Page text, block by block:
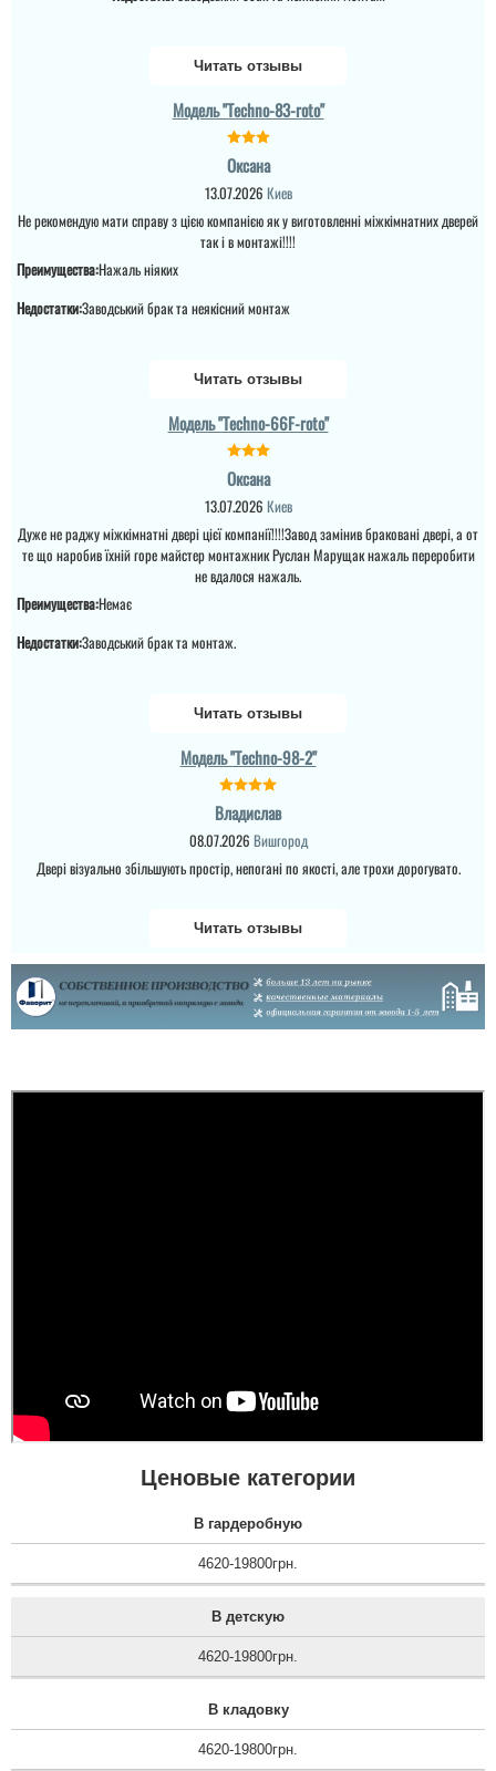
Яша
Хотілось швидко
Инга
Ігор
встановив, нарікань не
працює без зауважень.
запізненням виконали
замовлення. Але тим не
менше, якість перекрила
сучасно і чудово
особливо в поєднанні зі
темною підлогою. Щодо
якості, двері виготовлені
вперше, тому знав, що
Установив сам, все
підігналось ідеально,
Читать отзывы
Модель "Techno-83-roto"
Оксана
13.07.2026 Киев
Не рекомендую мати справу з цією компанією як у виготовленні міжкімнатних дверей
так і в монтажі!!!!
Преимущества:Нажаль ніяких
Недостатки:Заводський брак та неякісний монтаж
Читать отзывы
Модель "Techno-66F-roto"
Оксана
13.07.2026 Киев
Дуже не раджу міжкімнатні двері цієї компанії!!!!Завод замінив браковані двері, а от
те що наробив їхній горе майстер монтажник Руслан Марущак нажаль переробити
не вдалося нажаль.
Преимущества:Немає
Недостатки:Заводський брак та монтаж.
Читать отзывы
Модель "Techno-98-2"
Владислав
08.07.2026 Вишгород
Двері візуально збільшують простір, непогані по якості, але трохи дорогувато.
Читать отзывы
Ценовые категории
В гардеробную
4620-19800грн.
В детскую
4620-19800грн.
В кладовку
4620-19800грн.